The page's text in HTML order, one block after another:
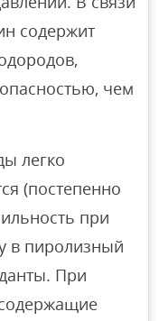
содержит
чем
легко
(постепенно
при
в пиролизный
При